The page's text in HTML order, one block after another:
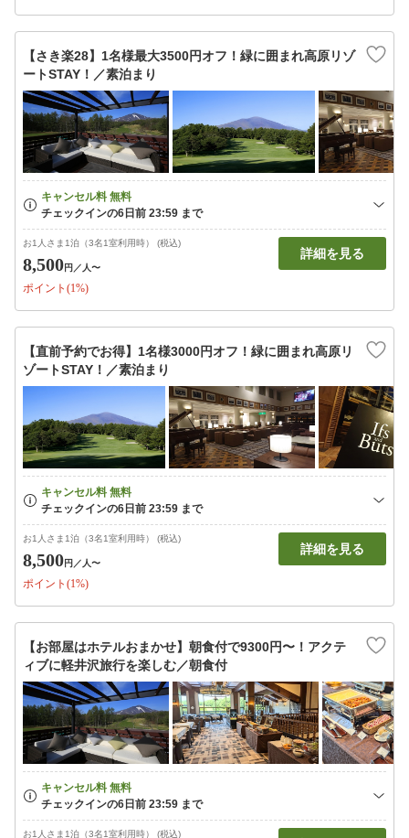
【さき楽28】1名様最大3500円オフ！緑に囲まれ高原リゾ
ートSTAY！／素泊まり
お1人さま1泊（3名1室利用時） (税込)
8,500円 ／人〜
ポイント(1%)
詳細を見る
【直前予約でお得】1名様3000円オフ！緑に囲まれ高原リ
ゾートSTAY！／素泊まり
お1人さま1泊（3名1室利用時） (税込)
8,500円 ／人〜
ポイント(1%)
詳細を見る
【お部屋はホテルおまかせ】朝食付で9300円〜！アクテ
ィブに軽井沢旅行を楽しむ／朝食付
お1人さま1泊（3名1室利用時） (税込)